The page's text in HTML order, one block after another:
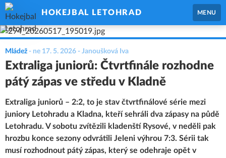
HOKEJBAL LETOHRAD MENU
Mládež - ne 17. 5. 2026 - Janoušková Iva
Extraliga juniorů: Čtvrtfinále rozhodne
pátý zápas ve středu v Kladně
Extraliga juniorů – 2:2, to je stav čtvrtfinálové série mezi
juniory Letohradu a Kladna, kteří sehráli dva zápasy na půdě
Letohradu. V sobotu zvítězili kladenští Rysové, v neděli pak
hrozbu konce sezony odvrátili Jeleni výhrou 7:3. Sérii tak
musí rozhodnout pátý zápas, který se odehraje opět v